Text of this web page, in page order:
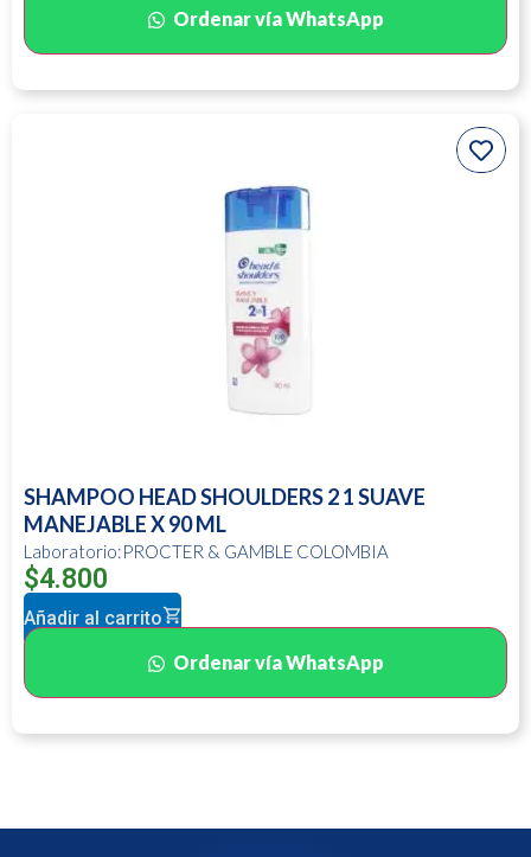
Ordenar vía WhatsApp
SHAMPOO HEAD SHOULDERS 2 1 SUAVE
MANEJABLE X 90 ML
Laboratorio:PROCTER & GAMBLE COLOMBIA
$4.800
Añadir al carrito
Ordenar vía WhatsApp